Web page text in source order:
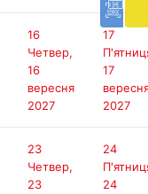
16
Четвер,
16
вересня
2027
17
17
2027
23
Четвер,
23
24
24